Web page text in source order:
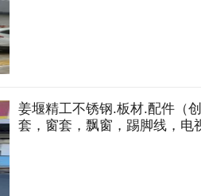
姜堰精工不锈钢.板材.配件（
套，窗套，飘窗，踢脚线，电